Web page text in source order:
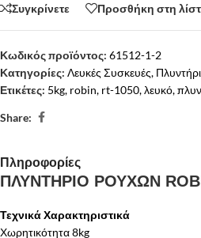
Συγκρίνετε Προσθήκη στη
Κωδικός προϊόντος: 61512-1-2
Κατηγορίες: Λευκές Συσκευές,
Ετικέτες: 5kg, robin, rt-1050,λευκό,
Share:
Πληροφορίες
ΠΛΥΝΤΗΡΙΟ ΡΟΥΧΩΝ
Τεχνικά Χαρακτηριστικά
Χωρητικότητα 8kg